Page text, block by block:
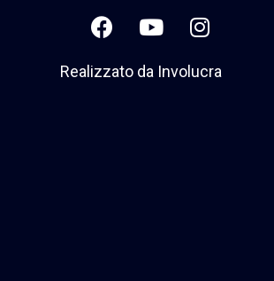
Realizzato da Involucra